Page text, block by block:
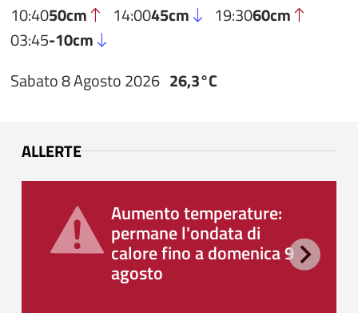
10:4050cm 14:0045cm 19:3060cm
03:45-10cm
Sabato 8 Agosto 2026 26,3°C
ALLERTE
Aumento temperature:
permane l'ondata di
calore fino a domenica 9
agosto